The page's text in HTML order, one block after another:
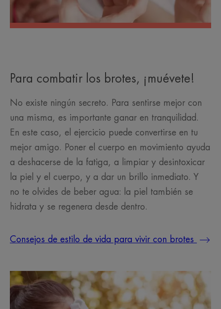
Para combatir los brotes, ¡muévete!
No existe ningún secreto. Para sentirse mejor con
una misma, es importante ganar en tranquilidad.
En este caso, el ejercicio puede convertirse en tu
mejor amigo. Poner el cuerpo en movimiento ayuda
a deshacerse de la fatiga, a limpiar y desintoxicar
la piel y el cuerpo, y a dar un brillo inmediato. Y
no te olvides de beber agua: la piel también se
hidrata y se regenera desde dentro.
Consejos de estilo de vida para vivir con brotes